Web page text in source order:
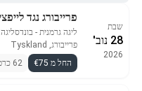
שבת
28 נוב'
2026
פרייבורג נגד
ליגה גרמנית - בונדסליגה
פרייבורג, Tyskland
החל מ €75
62 כרטיסים זמינים